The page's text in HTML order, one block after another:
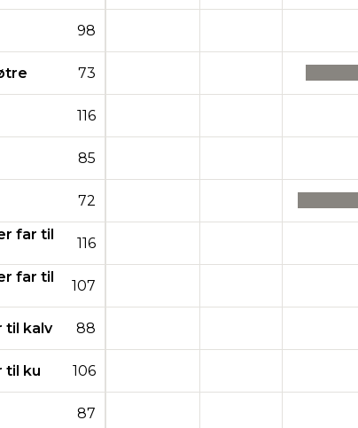
98
73
116
85
72
far til
116
far til
107
til kalv 88
til ku 106
87